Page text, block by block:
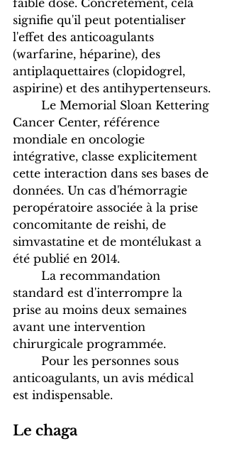
signifie qu'il peut potentialiser
l'effet des anticoagulants
(warfarine, héparine), des
antiplaquettaires (clopidogrel,
aspirine) et des antihypertenseurs.
Cancer Center, référence
mondiale en oncologie
intégrative, classe explicitement
cette interaction dans ses bases de
données. Un cas d'hémorragie
peropératoire associée à la prise
concomitante de reishi, de
simvastatine et de montélukast a
été publié en 2014.
standard est d'interrompre la
prise au moins deux semaines
avant une intervention
chirurgicale programmée.
anticoagulants, un avis médical
est indispensable.
Le chaga